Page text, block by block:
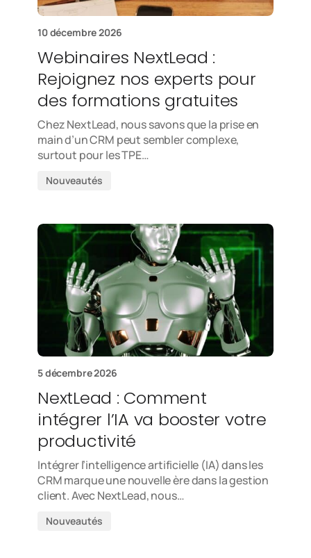
10 décembre 2026
Webinaires NextLead :
Rejoignez nos experts pour
des formations gratuites
Chez NextLead, nous savons que la prise en
main d’un CRM peut sembler complexe,
surtout pour les TPE…
Nouveautés
5 décembre 2026
NextLead : Comment
intégrer l’IA va booster votre
productivité
Intégrer l’intelligence artificielle (IA) dans les
CRM marque une nouvelle ère dans la gestion
client. Avec NextLead, nous…
Nouveautés